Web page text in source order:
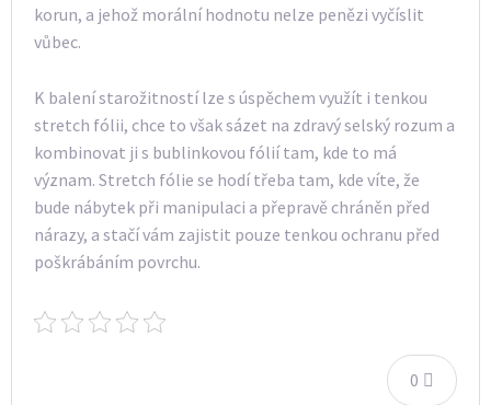
korun, a jehož morální hodnotu nelze penězi vyčíslit
vůbec.
K balení starožitností lze s úspěchem využít i tenkou
stretch fólii, chce to však sázet na zdravý selský rozum a
kombinovat ji s bublinkovou fólií tam, kde to má
význam. Stretch fólie se hodí třeba tam, kde víte, že
bude nábytek při manipulaci a přepravě chráněn před
nárazy, a stačí vám zajistit pouze tenkou ochranu před
poškrábáním povrchu.
0